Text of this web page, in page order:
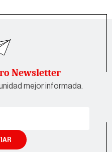
Newsletter
mejor informada.